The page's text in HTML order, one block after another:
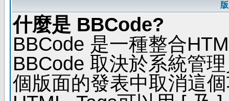
什麼是 BBCode?
BBCode 是一種整合
BBCode 取決於系統管
個版面的發表中取消這